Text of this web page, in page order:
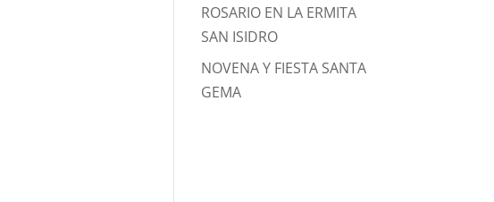
ROSARIO EN LA ERMITA
SAN ISIDRO
NOVENA Y FIESTA SANTA
GEMA